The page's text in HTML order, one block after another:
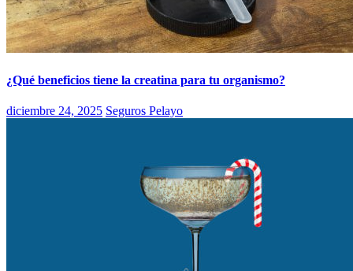
¿Qué beneficios tiene la creatina para tu organismo?
diciembre 24, 2025 Seguros Pelayo